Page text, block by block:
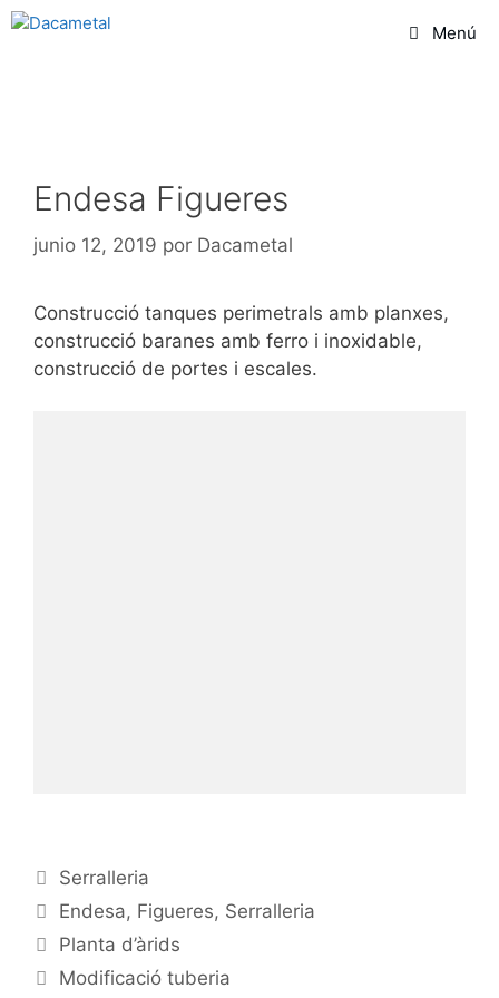
Menú
Endesa Figueres
junio 12, 2019 por Dacametal
Construcció tanques perimetrals amb planxes,
construcció baranes amb ferro i inoxidable,
construcció de portes i escales.
Serralleria
Endesa, Figueres, Serralleria
Planta d’àrids
Modificació tuberia